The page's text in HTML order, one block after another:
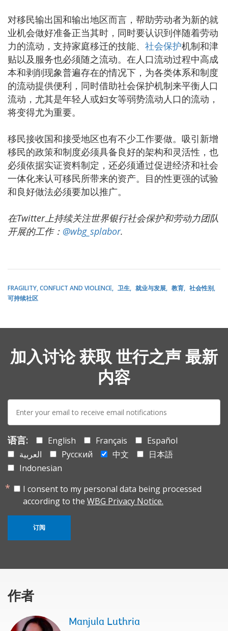
对移民输出国和输出地区而言，帮助劳动者为新的就
业机会做好准备正当其时，同时要认识到伴随着劳动
力的流动，支持家庭移迁的技能、 社会保护机制和津
贴以及服务也必须随之流动。在人口流动过程中高成
本和剥削现象普遍存在的情况下，为各类体系和制度
的流动提供便利，同时借助社会保护机制来平衡人口
流动，尤其是年轻人或妇女等弱势流动人口的流动，
将变得尤为重要。
移民接收国和接受地区也有不少工作要做。吸引新增
移民的政策和制度必须具备良好的架构和灵活性，也
必须依据实证资料制定，还必须通过促进经济和社会
一体化来认可移民所带来的资产。目的性更强的试验
和良好做法必须要加以推广。
在Twitter上持续关注世界银行社会保护和劳动力团队
开展的工作： @wbg_splabor.
FRAGILITY, CONFLICT AND VIOLENCE 卫生 就业与发展 教育
社会性别
可持续社区
加入讨论 获取 世行之声 最新
内容
mail:
语言: English Français
Español
العربية
Русский 中文
日本語
Indonesian
I consent to my personal data being processed
according to the WBG Privacy Notice.
订阅
作者
Manjula Luthria